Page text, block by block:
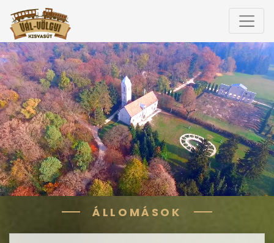
Nosztalgia felnőtteknek. Új
élmények gyerekeknek.
Felfedezés
ÁLLOMÁSOK